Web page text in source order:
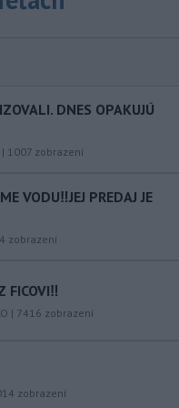
DNES OPAKUJÚ
| 1007 zobrazení
VODU‼️JEJ PREDAJ JE
zobrazení
FICOVI‼️
| 7416 zobrazení
zobrazení